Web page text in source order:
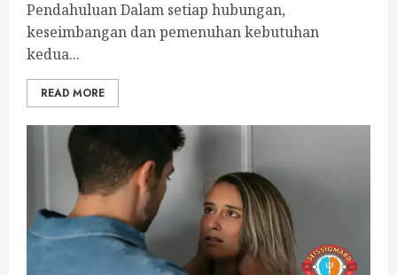
Pendahuluan Dalam setiap hubungan,
keseimbangan dan pemenuhan kebutuhan
kedua...
READ MORE